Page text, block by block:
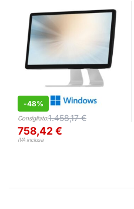
-48%
Consigliato:1.458,17€
758,42€
IVA inclusa